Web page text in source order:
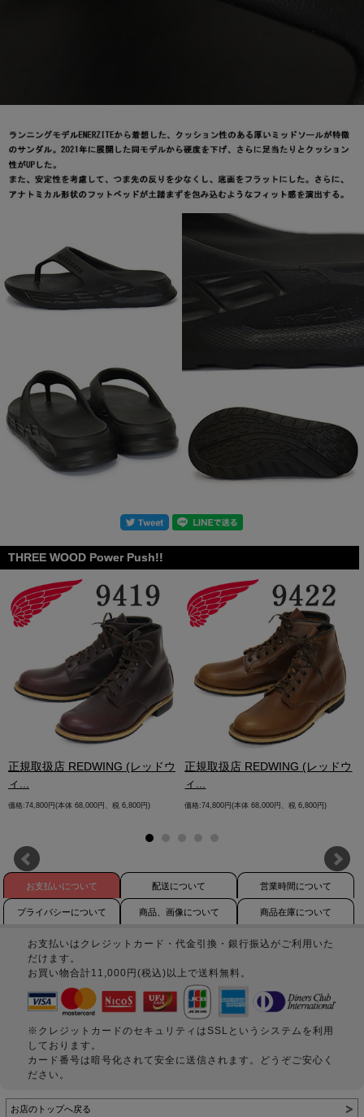
THREE WOOD Power Push!!
正規取扱店 REDWING (レッドウ
ィ...
価格:74,800円(本体 68,000円、税 6,800円)
正規取扱店 REDWING (レッドウ
ィ...
価格:74,800円(本体 68,000円、税 6,800円)
お支払いについて 配送について 営業時間について
プライバシーについて 商品、画像について 商品在庫について
お支払いはクレジットカード・代金引換・銀行振込がご利用いた
だけます。
お買い物合計11,000円(税込)以上で送料無料。
※クレジットカードのセキュリティはSSLというシステムを利用
しております。
カード番号は暗号化されて安全に送信されます。どうぞご安心く
ださい。
お店のトップへ戻る